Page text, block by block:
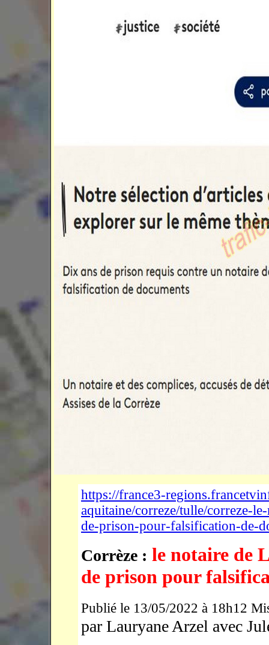
https://france3-
aquitaine/correze/tulle/correze-
de-prison-pour-falsification-de-
Corrèze : le notaire de
de prison pour
Publié le 13/05/2022 à 18h12
par Lauryane Arzel avec